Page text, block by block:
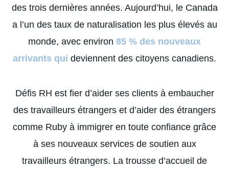
des trois dernières années. Aujourd’hui, le Canada
a l’un des taux de naturalisation les plus élevés au
monde, avec environ 85 % des nouveaux
arrivants qui deviennent des citoyens canadiens.
Défis RH est fier d’aider ses clients à embaucher
des travailleurs étrangers et d’aider des étrangers
comme Ruby à immigrer en toute confiance grâce
à ses nouveaux services de soutien aux
travailleurs étrangers. La trousse d’accueil de